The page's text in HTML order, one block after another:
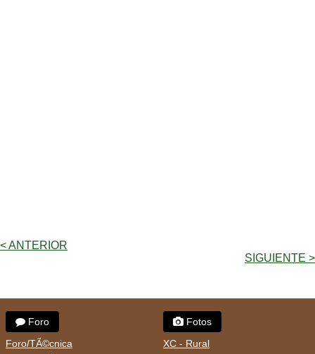
< ANTERIOR
SIGUIENTE >
Foro
Foro/TÃ©cnica
Fotos
XC - Rural